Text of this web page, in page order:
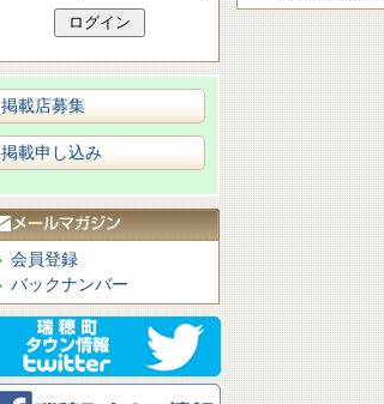
掲載店募集
掲載申し込み
会員登録
バックナンバー